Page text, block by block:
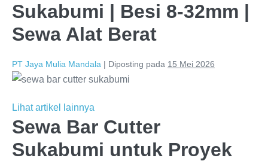
Sukabumi | Besi 8-32mm |
Sewa Alat Berat
PT Jaya Mulia Mandala | Diposting pada 15 Mei 2026
Lihat artikel lainnya
Sewa Bar Cutter
Sukabumi untuk Proyek